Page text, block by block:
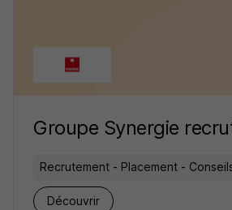
Groupe Synergie
Recrutement - Placement -
Découvrir